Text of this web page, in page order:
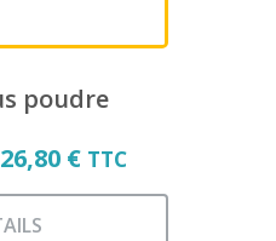
poudre
26,80 €Plage
de
TTC